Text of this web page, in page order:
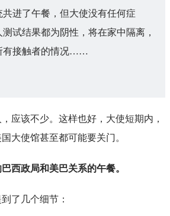
共进了午餐，但大使没有任何症
试结果都为阴性，将在家中隔离，
有接触者的情况……
应该不少。这样也好，大使短期内，
大使馆甚至都可能要关门。
西政局和美巴关系的午餐。
了几个细节：